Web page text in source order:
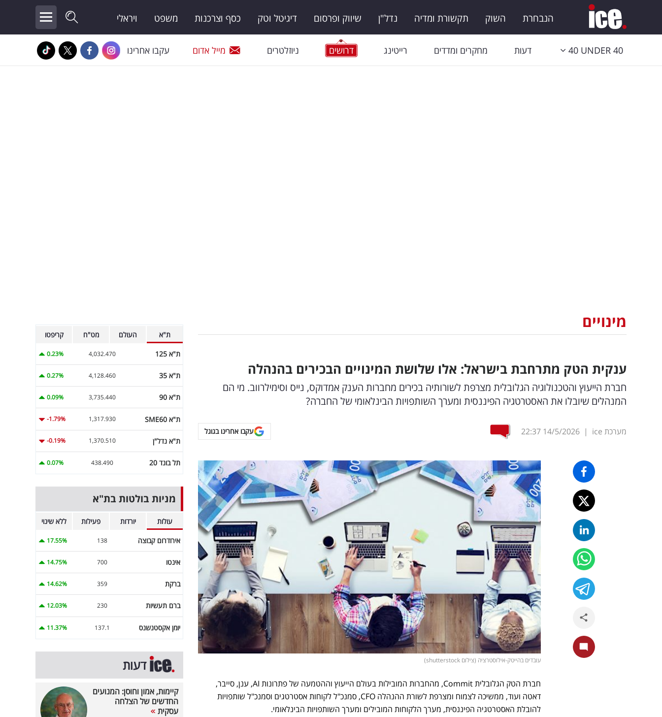
הנבחרת השוק תקשורת ומדיה נדל"ן שיווק ופרסום דיגיטל וטק כסף וצרכנות משפט ויראלי
40 UNDER 40 דעות מחקרים ומדדים רייטינג דרושים ניוזלטרים מייל אדום עקבו אחרינו
מינויים
ענקית הטק מתרחבת בישראל: אלו שלושת המינויים הבכירים בהנהלה
חברת הייעוץ והטכנולוגיה הגלובלית מצרפת לשורותיה בכירים מחברות הענק אמדוקס, נייס וסימילרווב. מי הם
המנהלים שיובלו את האסטרטגיה הפיננסית ומערך השותפויות הבינלאומי של החברה?
מערכת ice |
14/5/2026
22:37 עקבו אחרינו בגוגל
עובדים בהייטק-אילוסטרציה (צילום shutterstock)
חברת הטק הגלובלית Commit, מהחברות המובילות בעולם הייעוץ וההטמעה של פתרונות AI, ענן, סייבר,
דאטה ועוד, ממשיכה לצמוח ומצרפת לשורת ההנהלה CFO, סמנכ"ל לקוחות אסטרטגים וסמנכ"ל שותפויות
להובלת האסטרטגיה הפיננסית, מערך הלקוחות המובילים ומערך השותפויות הבינלאומי.
ת"א העולם מט"ח קריפטו
ת"א 125 4,032.470
0.23%
ת"א 35 4,128.460
0.27%
ת"א 90 3,735.440
0.09%
ת"א SME60 1,317.930
-1.79%
ת"א נדל"ן 1,370.510
-0.19%
תל בונד 20 438.490
0.07%
מניות בולטות בת"א
עולות יורדות פעילות ללא שינוי
אירודרום קבוצה 138
17.55%
אינטו 700
14.75%
ברקת 359
14.62%
ברם תעשיות 230
12.03%
יומן אקסטנשנס 137.1
11.37%
דעות
קיימות, אמון וחוסן: המנועים
החדשים של הצלחה
עסקית